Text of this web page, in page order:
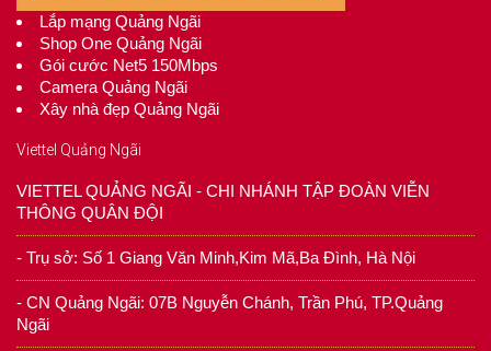
Lắp mạng Quảng Ngãi
Shop One Quảng Ngãi
Gói cước Net5 150Mbps
Camera Quảng Ngãi
Xây nhà đẹp Quảng Ngãi
Viettel Quảng Ngãi
VIETTEL QUẢNG NGÃI - CHI NHÁNH TẬP ĐOÀN VIỄN
THÔNG QUÂN ĐỘI
- Trụ sở: Số 1 Giang Văn Minh,Kim Mã,Ba Đình, Hà Nội
- CN Quảng Ngãi: 07B Nguyễn Chánh, Trần Phú, TP.Quảng
Ngãi